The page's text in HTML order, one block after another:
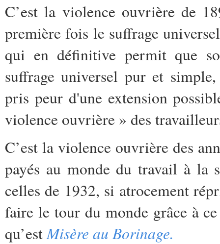
C’est la violence ouvrière de
première fois le suffrage
qui en définitive permit que
suffrage universel pur et
pris peur d'une extension
violence ouvrière » des
C’est la violence ouvrière des
payés au monde du travail à la
celles de 1932, si atrocement
faire le tour du monde grâce à
qu’estMisère au Borinage.